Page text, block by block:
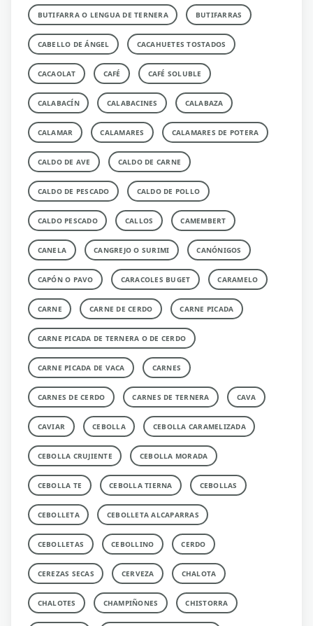
BUTIFARRA O LENGUA DE TERNERA BUTIFARRAS
CABELLO DE ÁNGEL CACAHUETES TOSTADOS
CACAOLAT CAFÉ CAFÉ SOLUBLE
CALABACÍN CALABACINES CALABAZA
CALAMAR CALAMARES CALAMARES DE POTERA
CALDO DE AVE CALDO DE CARNE
CALDO DE PESCADO CALDO DE POLLO
CALDO PESCADO CALLOS CAMEMBERT
CANELA CANGREJO O SURIMI CANÓNIGOS
CAPÓN O PAVO CARACOLES BUGET CARAMELO
CARNE CARNE DE CERDO CARNE PICADA
CARNE PICADA DE TERNERA O DE CERDO
CARNE PICADA DE VACA CARNES
CARNES DE CERDO CARNES DE TERNERA CAVA
CAVIAR CEBOLLA CEBOLLA CARAMELIZADA
CEBOLLA CRUJIENTE CEBOLLA MORADA
CEBOLLA TE CEBOLLA TIERNA CEBOLLAS
CEBOLLETA CEBOLLETA ALCAPARRAS
CEBOLLETAS CEBOLLINO CERDO
CEREZAS SECAS CERVEZA CHALOTA
CHALOTES CHAMPIÑONES CHISTORRA